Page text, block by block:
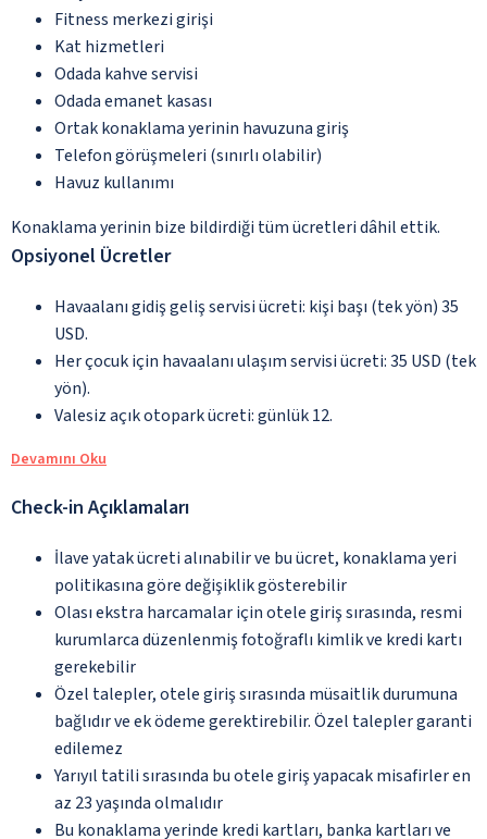
Fitness merkezi girişi
Kat hizmetleri
Odada kahve servisi
Odada emanet kasası
Ortak konaklama yerinin havuzuna giriş
Telefon görüşmeleri (sınırlı olabilir)
Havuz kullanımı
Konaklama yerinin bize bildirdiği tüm ücretleri dâhil ettik.
Opsiyonel Ücretler
Havaalanı gidiş geliş servisi ücreti: kişi başı (tek yön) 35
USD.
Her çocuk için havaalanı ulaşım servisi ücreti: 35 USD (tek
yön).
Valesiz açık otopark ücreti: günlük 12.
Devamını Oku
Check-in Açıklamaları
İlave yatak ücreti alınabilir ve bu ücret, konaklama yeri
politikasına göre değişiklik gösterebilir
Olası ekstra harcamalar için otele giriş sırasında, resmi
kurumlarca düzenlenmiş fotoğraflı kimlik ve kredi kartı
gerekebilir
Özel talepler, otele giriş sırasında müsaitlik durumuna
bağlıdır ve ek ödeme gerektirebilir. Özel talepler garanti
edilemez
Yarıyıl tatili sırasında bu otele giriş yapacak misafirler en
az 23 yaşında olmalıdır
Bu konaklama yerinde kredi kartları, banka kartları ve